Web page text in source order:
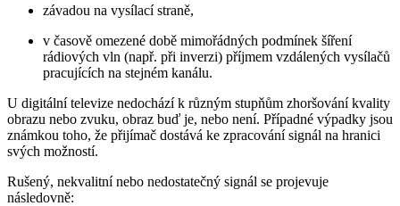
závadou na vysílací straně,
v časově omezené době mimořádných podmínek šíření
rádiových vln (např. při inverzi) příjmem vzdálených vysílačů
pracujících na stejném kanálu.
U digitální televize nedochází k různým stupňům zhoršování kvality
obrazu nebo zvuku, obraz buď je, nebo není. Případné výpadky jsou
známkou toho, že přijímač dostává ke zpracování signál na hranici
svých možností.
Rušený, nekvalitní nebo nedostatečný signál se projevuje
následovně: